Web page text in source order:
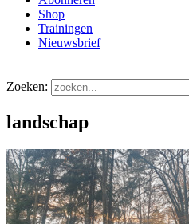
Shop
Trainingen
Nieuwsbrief
Zoeken:
landschap